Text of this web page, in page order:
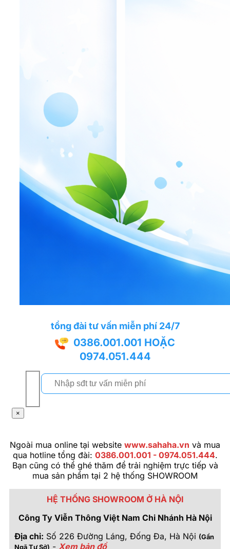
tổng đài tư vấn miễn phí 24/7
0386.001.001 HOẶC
0974.051.444
×
Ngoài mua online tại website www.sahaha.vn và mua
qua hotline tổng đài: 0386.001.001 - 0974.051.444.
Bạn cũng có thể ghé thăm để trải nghiệm trực tiếp và
mua sản phẩm tại 2 hệ thống SHOWROOM
HỆ THỐNG SHOWROOM Ở HÀ NỘI
Công Ty Viễn Thông Việt Nam Chi Nhánh Hà Nội
Địa chỉ: Số 226 Đường Láng, Đống Đa, Hà Nội (Gần
Ngã Tư Sở) - Xem bản đồ